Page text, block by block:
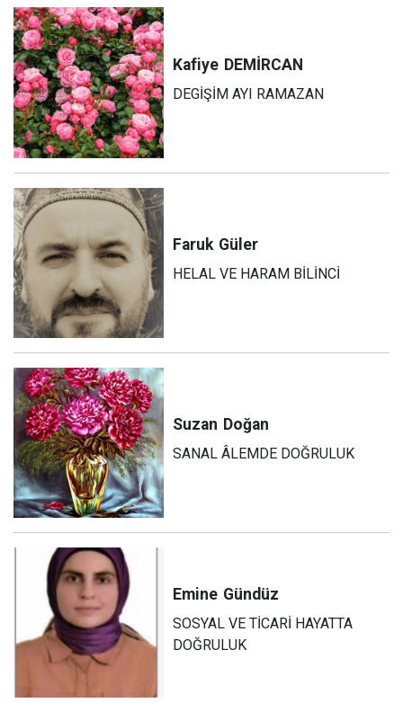
Kafiye DEMİRCAN
DEGİŞİM AYI RAMAZAN
Faruk Güler
HELAL VE HARAM BİLİNCİ
Suzan Doğan
SANAL ÂLEMDE DOĞRULUK
Emine Gündüz
SOSYAL VE TİCARİ HAYATTA
DOĞRULUK